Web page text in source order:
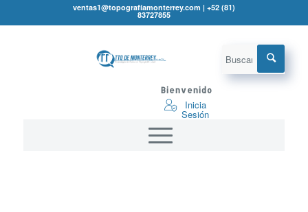
ventas1@topografíamonterrey.com | +52 (81)
83727855
Bienvenido
Inicia
Sesión